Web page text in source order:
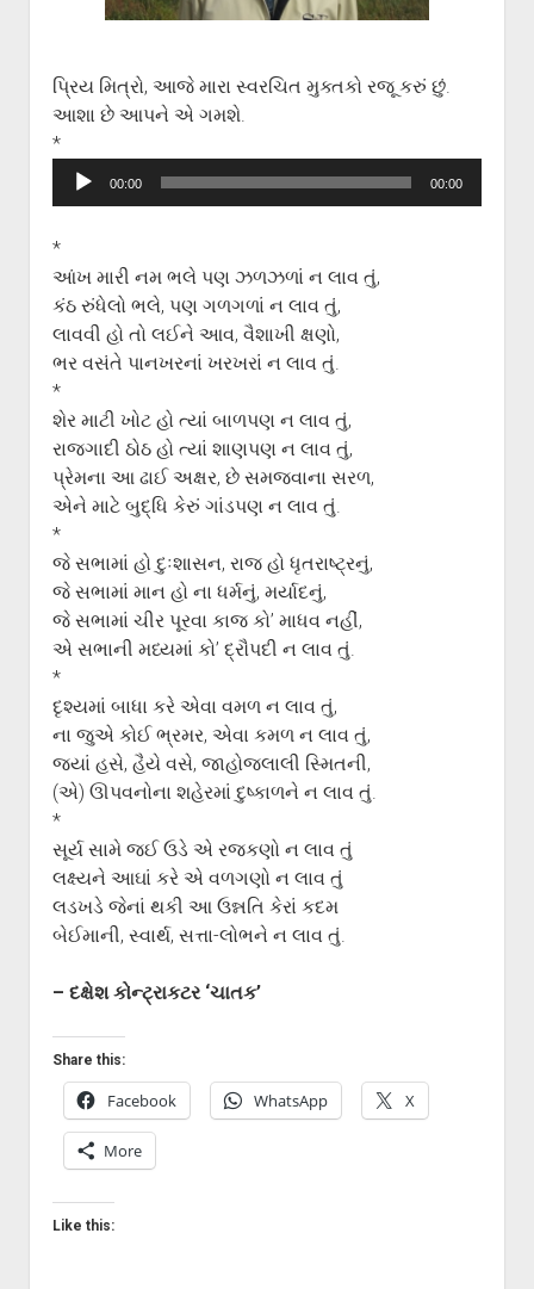
menu
ગુજરાતી સાહિત્ય-જગત
સર્જકોને સલામ
આપની રચનાઓ
Privacy Policy
પ્રિય મિત્રો, આજે મારા સ્વરચિત મુક્તકો રજૂ કરું છું.
આશા છે આપને એ ગમશે.
*
Audio
00:00 00:00
*
આંખ મારી નમ ભલે પણ ઝળઝળાં ન લાવ તું,
કંઠ રુંધેલો ભલે, પણ ગળગળાં ન લાવ તું,
લાવવી હો તો લઈને આવ, વૈશાખી ક્ષણો,
ભર વસંતે પાનખરનાં ખરખરાં ન લાવ તું.
*
શેર માટી ખોટ હો ત્યાં બાળપણ ન લાવ તું,
રાજગાદી ઠોઠ હો ત્યાં શાણપણ ન લાવ તું,
પ્રેમના આ ઢાઈ અક્ષર, છે સમજવાના સરળ,
એને માટે બુદ્ધિ કેરું ગાંડપણ ન લાવ તું.
*
જે સભામાં હો દુઃશાસન, રાજ હો ધૃતરાષ્ટ્રનું,
જે સભામાં માન હો ના ધર્મનું, મર્યાદનું,
જે સભામાં ચીર પૂરવા કાજ કો’ માધવ નહીં,
એ સભાની મધ્યમાં કો’ દ્રૌપદી ન લાવ તું.
*
દૃશ્યમાં બાધા કરે એવા વમળ ન લાવ તું,
ના જુએ કોઈ ભ્રમર, એવા કમળ ન લાવ તું,
જ્યાં હસે, હૈયે વસે, જાહોજલાલી સ્મિતની,
(એ) ઊપવનોના શહેરમાં દુષ્કાળને ન લાવ તું.
*
સૂર્ય સામે જઈ ઉડે એ રજકણો ન લાવ તું
લક્ષ્યને આઘાં કરે એ વળગણો ન લાવ તું
લડખડે જેનાં થકી આ ઉન્નતિ કેરાં કદમ
બેઈમાની, સ્વાર્થ, સત્તા-લોભને ન લાવ તું.
– દક્ષેશ કોન્ટ્રાકટર ‘ચાતક’
Share this:
Facebook WhatsApp X
More
Like this: